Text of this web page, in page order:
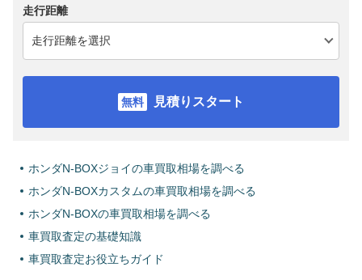
走行距離
見積りスタート
ホンダN-BOXジョイの車買取相場を調べる
ホンダN-BOXカスタムの車買取相場を調べる
ホンダN-BOXの車買取相場を調べる
車買取査定の基礎知識
車買取査定お役立ちガイド